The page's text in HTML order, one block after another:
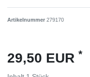
Artikelnummer 279170
29,50 EUR *